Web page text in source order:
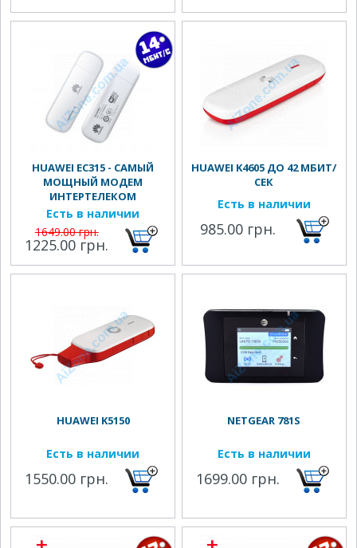
HUAWEI EC315 - САМЫЙ
МОЩНЫЙ МОДЕМ
ИНТЕРТЕЛЕКОМ
Есть в наличии
1649.00 грн.
1225.00 грн.
HUAWEI K4605 ДО 42 МБИТ/
СЕК
Есть в наличии
985.00 грн.
HUAWEI K5150
Есть в наличии
1550.00 грн.
NETGEAR 781S
Есть в наличии
1699.00 грн.